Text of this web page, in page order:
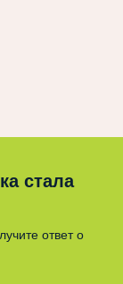
стала
ответ о